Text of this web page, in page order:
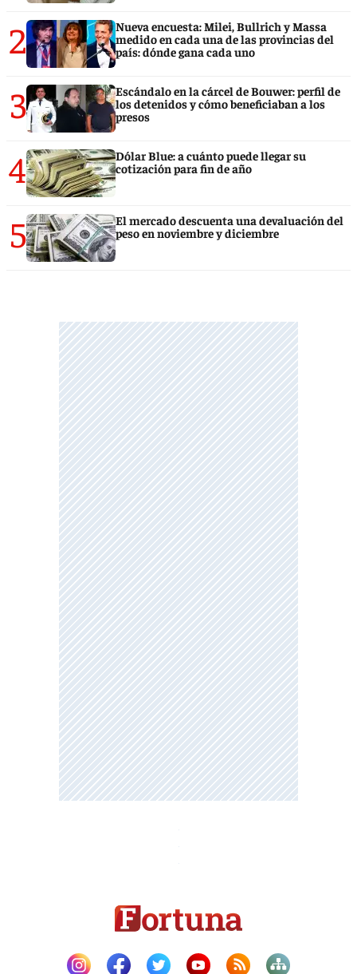
2
Nueva encuesta: Milei, Bullrich y Massa
medido en cada una de las provincias del
país: dónde gana cada uno
3
Escándalo en la cárcel de Bouwer: perfil de
los detenidos y cómo beneficiaban a los
presos
4
Dólar Blue: a cuánto puede llegar su
cotización para fin de año
5
El mercado descuenta una devaluación del
peso en noviembre y diciembre